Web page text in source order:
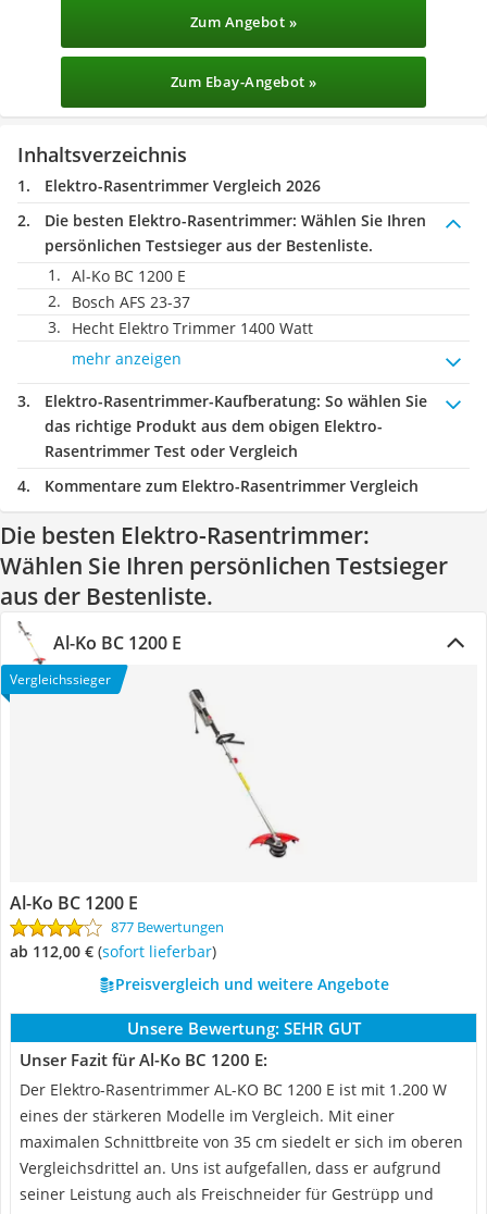
Zum Angebot »
Zum Ebay-Angebot »
Inhaltsverzeichnis
Elektro-Rasentrimmer Vergleich 2026
Die besten Elektro-Rasentrimmer: Wählen Sie Ihren
persönlichen Testsieger aus der Bestenliste.
Al-Ko BC 1200 E
Bosch AFS 23-37
Hecht Elektro Trimmer 1400 Watt
mehr anzeigen
Elektro-Rasentrimmer-Kaufberatung: So wählen Sie
das richtige Produkt aus dem obigen Elektro-
Rasentrimmer Test oder Vergleich
Kommentare zum Elektro-Rasentrimmer Vergleich
Die besten Elektro-Rasentrimmer:
Wählen Sie Ihren persönlichen Testsieger
aus der Bestenliste.
Al-Ko BC 1200 E
Vergleichssieger
Al-Ko BC 1200 E
877 Bewertungen
ab 112,00 € ( Sofort lieferbar)
Preisvergleich und weitere Angebote
Unsere Bewertung: SEHR GUT
Unser Fazit für Al-Ko BC 1200 E:
Der Elektro-Rasentrimmer AL-KO BC 1200 E ist mit 1.200 W
eines der stärkeren Modelle im Vergleich. Mit einer
maximalen Schnittbreite von 35 cm siedelt er sich im oberen
Vergleichsdrittel an. Uns ist aufgefallen, dass er aufgrund
seiner Leistung auch als Freischneider für Gestrüpp und